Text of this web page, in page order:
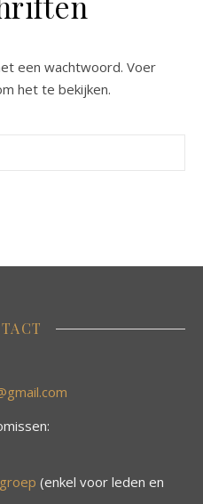
een wachtwoord. Voer
het te bekijken.
(enkel voor leden en